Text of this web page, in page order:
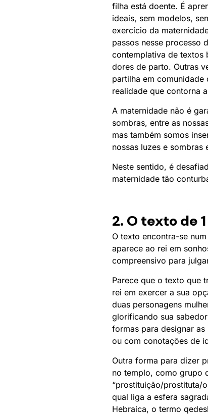
filha está doente. É
ideais, sem modelos,
exercício da
passos nesse processo
contemplativa de textos
dores de parto. Outras
partilha em
realidade que contorna
A maternidade não é
sombras, entre as
mas também somos
nossas luzes e
Neste sentido, é
maternidade tão
2. O texto de
O texto encontra-se
aparece ao rei em
compreensivo para
Parece que o texto que
rei em exercer a sua
duas personagens
glorificando sua
formas para designar as
ou com conotações de
Outra forma para dizer
no templo, como grupo
“prostituição/prostituta/
qual liga a esfera
Hebraica, o termo